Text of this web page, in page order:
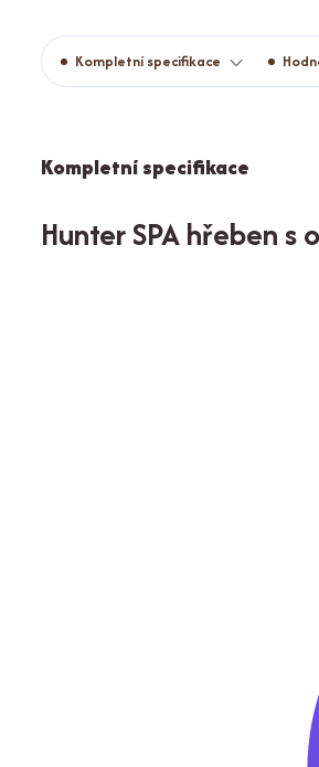
Kompletní specifikace
Kompletní specifikace
Hunter SPA hřeben